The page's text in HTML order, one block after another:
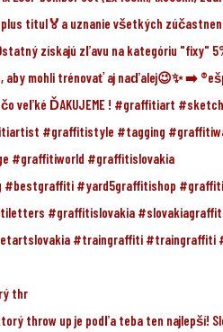
thr